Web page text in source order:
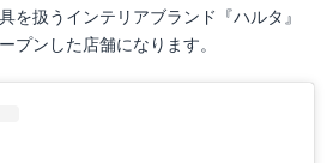
を扱うインテリアブランド『ハルタ』
プンした店舗になります。